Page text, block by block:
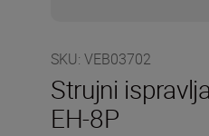
SKU: VEB03702
Strujni
EH-8P